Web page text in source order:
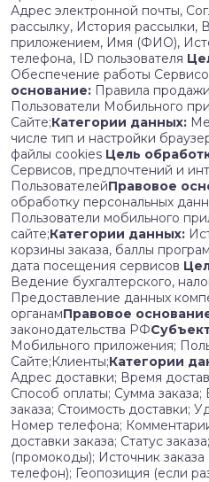
Адрес электронной почты,
рассылку, История рассылки,
приложением, Имя (ФИО),
телефона, ID пользователя
Обеспечение работы
основание: Правила продажи
Пользователи Мобильного
Сайте;Категории данных:
числе тип и настройки
файлы cookies Цель
Сервисов, предпочтений и
ПользователейПравовое
обработку персональных
Пользователи мобильного
сайте;Категории данных:
корзины заказа, баллы
дата посещения сервисов
Ведение бухгалтерского,
Предоставление данных
органамПравовое
законодательства РФ
Мобильного приложения;
Сайте;Клиенты;Категории
Адрес доставки; Время
Способ оплаты; Сумма
заказа; Стоимость доставки;
Номер телефона;
доставки заказа; Статус
(промокоды); Источник
телефон); Геопозиция (если